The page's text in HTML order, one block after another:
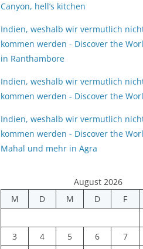
Canyon, hell’s kitchen
Indien, weshalb wir vermutlich
kommen werden - Discover the
in Ranthambore
Indien, weshalb wir vermutlich
kommen werden - Discover the
Indien, weshalb wir vermutlich
kommen werden - Discover the
Mahal und mehr in Agra
August 2026
M
D M D F
3
4 5 6 7